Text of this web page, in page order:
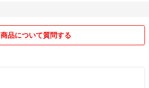
商品について質問する